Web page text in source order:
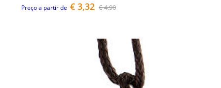
Preço a partir de € 3,32 € 4,90